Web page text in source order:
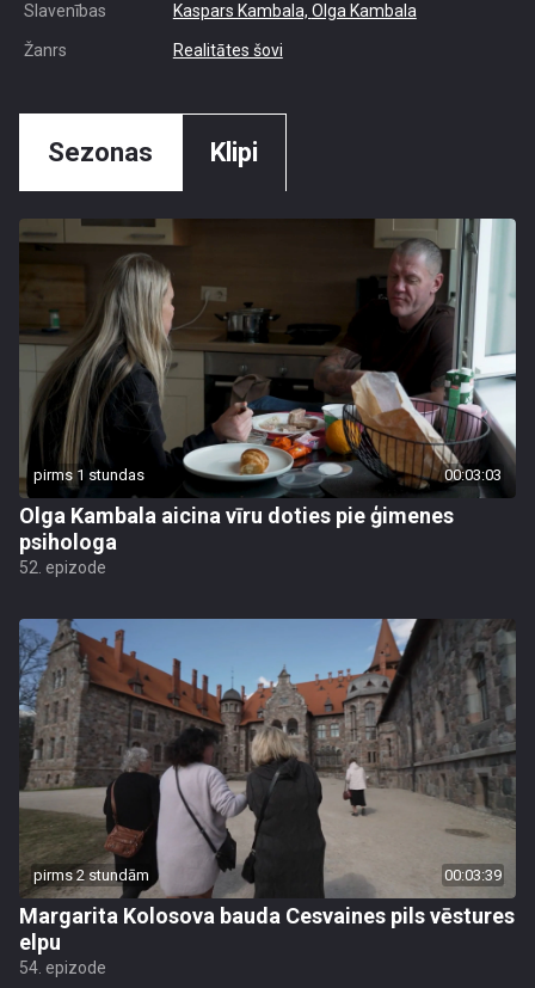
Slavenības Kaspars Kambala, Olga Kambala
Žanrs Realitātes šovi
Sezonas Klipi
pirms 1 stundas 00:03:03
Olga Kambala aicina vīru doties pie ģimenes
psihologa
52. epizode
pirms 2 stundām 00:03:39
Margarita Kolosova bauda Cesvaines pils vēstures
elpu
54. epizode